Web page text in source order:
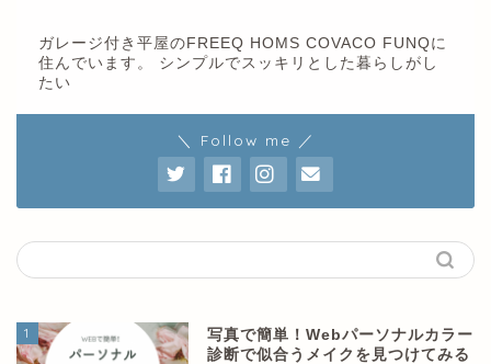
ガレージ付き平屋のFREEQ HOMS COVACO FUNQに
住んでいます。 シンプルでスッキリとした暮らしがし
たい
＼ Follow me ／
1
写真で簡単！Webパーソナルカラー
診断で似合うメイクを見つけてみる